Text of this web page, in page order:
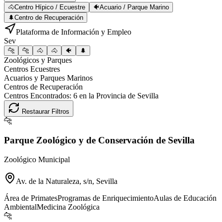
🐴Centro Hípico / Ecuestre 🐠Acuario / Parque Marino
🌲Centro de Recuperación
Plataforma de Información y Empleo
Sev
🐆 🐆 🐴 🐴 🐠 🌲
Zoológicos y Parques
Centros Ecuestres
Acuarios y Parques Marinos
Centros de Recuperación
Centros Encontrados: 6 en la Provincia de Sevilla
Restaurar Filtros
🐆
Parque Zoológico y de Conservación de Sevilla
Zoológico Municipal
Av. de la Naturaleza, s/n, Sevilla
Área de PrimatesProgramas de EnriquecimientoAulas de Educación
AmbientalMedicina Zoológica
🐆